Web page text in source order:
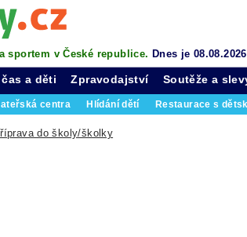
sportem v České republice. Dnes je
a děti
centra Hlídání dětí Restaurace s
Zpravodajství Soutěže a
do školy/školky